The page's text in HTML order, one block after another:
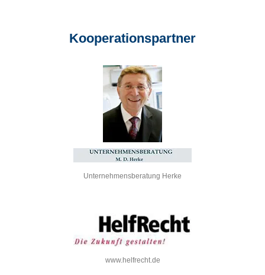
Kooperations­partner
Unternehmensberatung Herke
www.helfrecht.de